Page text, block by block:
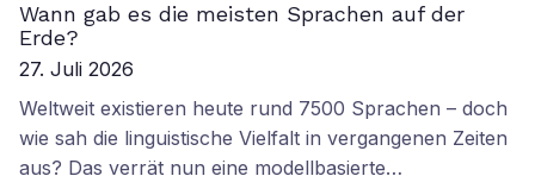
Wann gab es die meisten Sprachen auf der
Erde?
27. Juli 2026
Weltweit existieren heute rund 7500 Sprachen – doch
wie sah die linguistische Vielfalt in vergangenen Zeiten
aus? Das verrät nun eine modellbasierte…